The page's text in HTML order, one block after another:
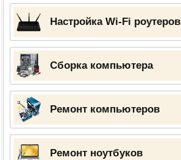
Настройка Wi-Fi роутеров
Сборка компьютера
Ремонт компьютеров
Ремонт ноутбуков